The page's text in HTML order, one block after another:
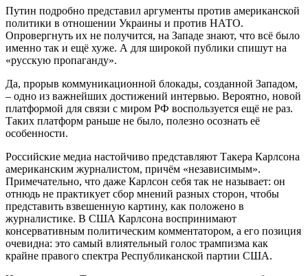
Путин подробно представил аргументы против американской
политики в отношении Украины и против НАТО.
Опровергнуть их не получится, на Западе знают, что всё было
именно так и ещё хуже. А для широкой публики спишут на
«русскую пропаганду».
Да, прорыв коммуникационной блокады, созданной Западом,
– одно из важнейших достижений интервью. Вероятно, новой
платформой для связи с миром РФ воспользуется ещё не раз.
Таких платформ раньше не было, полезно осознать её
особенности.
Российские медиа настойчиво представляют Такера Карлсона
американским журналистом, причём «независимым».
Примечательно, что даже Карлсон себя так не называет: он
отнюдь не практикует сбор мнений разных сторон, чтобы
представить взвешенную картину, как положено в
журналистике. В США Карлсона воспринимают
консервативным политическим комментатором, а его позиция
очевидна: это самый влиятельный голос трампизма как
крайне правого спектра Республиканской партии США.